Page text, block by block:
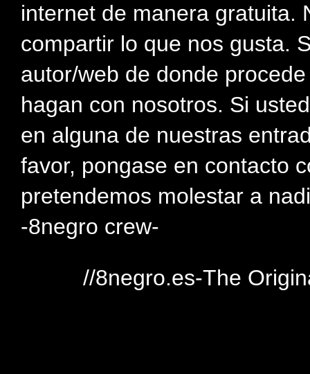
internet de manera gratuita.
compartir lo que nos gusta.
autor/web de donde
hagan con nosotros. Si
en alguna de nuestras
favor, pongase en contacto
pretendemos molestar a
-8negro crew-
//8negro.es-The